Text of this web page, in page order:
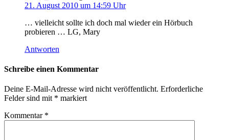
21. August 2010 um 14:59 Uhr
… vielleicht sollte ich doch mal wieder ein Hörbuch
probieren … LG, Mary
Antworten
Schreibe einen Kommentar
Deine E-Mail-Adresse wird nicht veröffentlicht. Erforderliche
Felder sind mit * markiert
Kommentar *